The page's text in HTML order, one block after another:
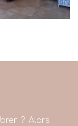
? Alors